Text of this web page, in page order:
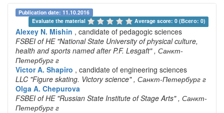
Publication date: 11.10.2016
Evaluate the material
Average score: 0 (Всего: 0)
Alexey N. Mishin , candidate of pedagogic sciences
FSBEI of HE "National State University of physical culture,
health and sports named after P.F. Lesgaft" , Санкт-
Петербург г
Victor A. Shapiro , candidate of engineering sciences
LLC "Figure skating. Victory science" , Санкт-Петербург г
Olga A. Chepurova
FSBEI of HE "Russian State Institute of Stage Arts" , Санкт-
Петербург г